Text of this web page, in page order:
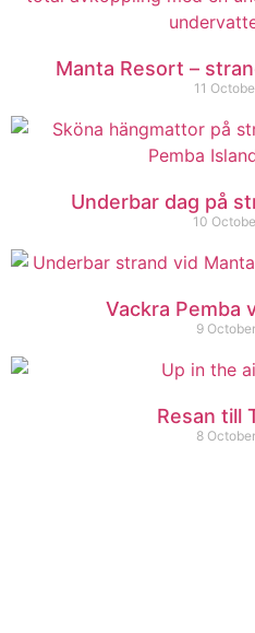
Manta Resort –
11
Underbar dag på
10
Vackra Pemba
9
Resan till
8